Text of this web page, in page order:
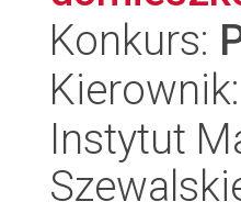
Konkurs:
Instytut